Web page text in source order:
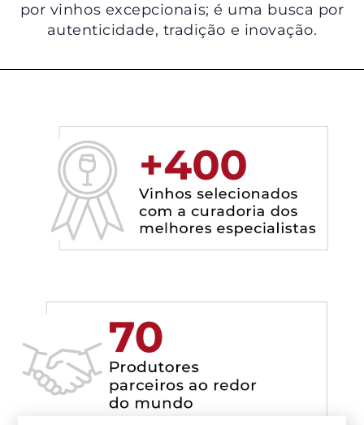
por vinhos excepcionais; é uma busca por
autenticidade, tradição e inovação.